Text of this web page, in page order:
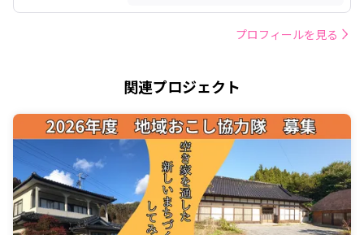
プロフィールを見る
関連プロジェクト